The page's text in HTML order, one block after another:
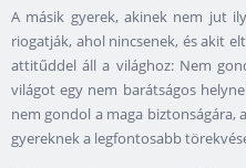
A másik gyerek, akinek nem jut
riogatják, ahol nincsenek, és akit
attitűddel áll a világhoz: Nem
világot egy nem barátságos
nem gondol a maga biztonságára,
gyereknek a legfontosabb